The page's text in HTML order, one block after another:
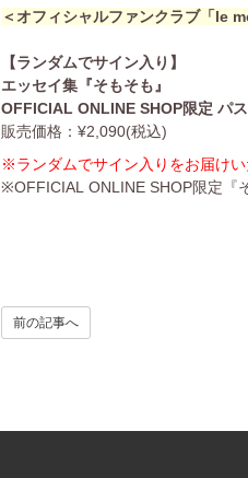
＜オフィシャルファンクラブ「le
【ランダムでサイン入り】
エッセイ集『そもそも』
OFFICIAL ONLINE SHOP限定 パ
販売価格：¥2,090(税込)
※ランダムでサイン入りをお届け
※OFFICIAL ONLINE SHOP限定『
前の記事へ